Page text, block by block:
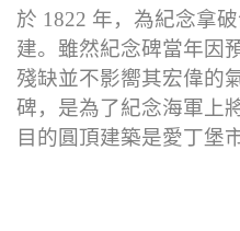
於 1822 年，為紀念拿
建。雖然紀念碑當年因
殘缺並不影嚮其宏偉的
碑，是為了紀念海軍上
目的圓頂建築是愛丁堡